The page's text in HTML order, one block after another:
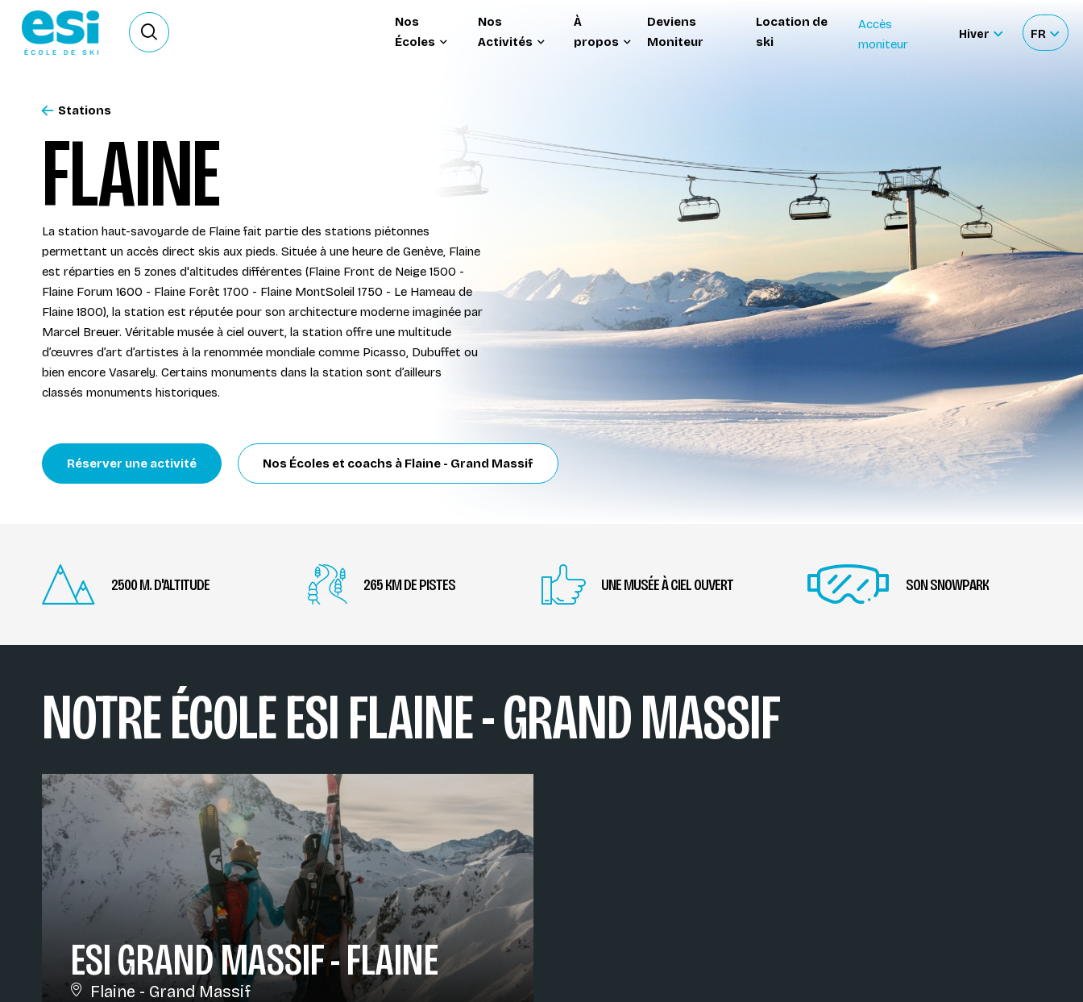
Ouvrir le formulaire de recherche
Nos
Écoles
Nos
Activités
À
propos
Deviens
Moniteur
Location de
ski
Accès
moniteur
Hiver
Sélectionner
FR
FLAINE
Stations
La station haut-savoyarde de Flaine fait partie des stations piétonnes
permettant un accès direct skis aux pieds. Située à une heure de Genève, Flaine
est réparties en 5 zones d'altitudes différentes (Flaine Front de Neige 1500 -
Flaine Forum 1600 - Flaine Forêt 1700 - Flaine MontSoleil 1750 - Le Hameau de
Flaine 1800), la station est réputée pour son architecture moderne imaginée par
Marcel Breuer. Véritable musée à ciel ouvert, la station offre une multitude
d’œuvres d’art d’artistes à la renommée mondiale comme Picasso, Dubuffet ou
bien encore Vasarely. Certains monuments dans la station sont d’ailleurs
classés monuments historiques.
Réserver une activité Nos Écoles et coachs à Flaine - Grand Massif
2500 M. D'ALTITUDE 265 KM DE PISTES UNE MUSÉE À CIEL OUVERT SON SNOWPARK
NOTRE ÉCOLE ESI FLAINE - GRAND MASSIF
ESI GRAND MASSIF - FLAINE
Flaine - Grand Massif